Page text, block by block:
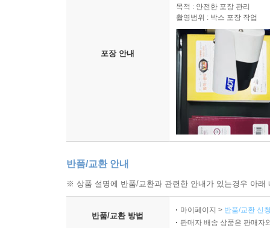
포장 안내
목적 : 안전한 포장 관리
촬영범위 : 박스 포장 작업
반품/교환 안내
※ 상품 설명에 반품/교환과 관련한 안내가 있는경우 아
반품/교환 방법
마이페이지 > 반품/교환 신
판매자 배송 상품은 판매자